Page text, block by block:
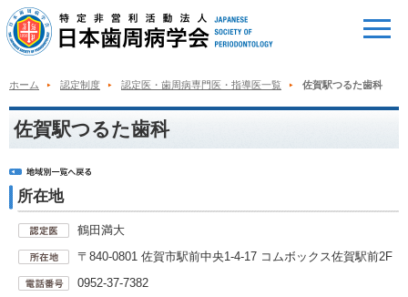
ホーム 認定制度 認定医・歯周病専門医・指導医一覧 佐賀駅つるた歯科
佐賀駅つるた歯科
所在地
鶴田満大
〒840-0801 佐賀市駅前中央1-4-17 コムボックス佐賀駅前2F
0952-37-7382